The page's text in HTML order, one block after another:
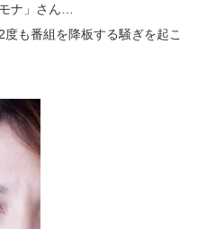
ナ」さん…
も番組を降板する騒ぎを起こ